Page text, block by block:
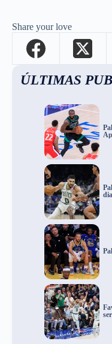
Share your love
ÚLTIMAS